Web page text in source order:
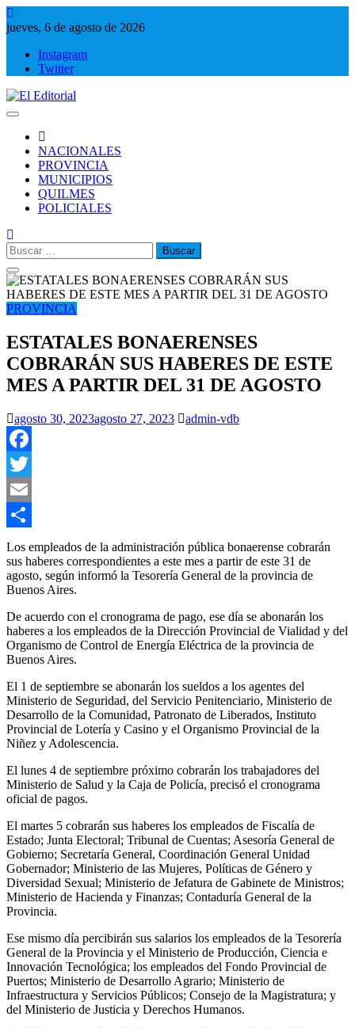
Saltar
al
jueves, 6 de agosto de 2026
Instagram
Twitter
NACIONALES
PROVINCIA
MUNICIPIOS
QUILMES
POLICIALES
Buscar:
PROVINCIA
ESTATALES BONAERENSES
COBRARÁN SUS HABERES DE ESTE
MES A PARTIR DEL 31 DE AGOSTO
agosto 30, 2023agosto 27, 2023 admin-vdb
Facebook
Twitter
Email
Compartir
Los empleados de la administración pública bonaerense cobrarán
sus haberes correspondientes a este mes a partir de este 31 de
agosto, según informó la Tesorería General de la provincia de
Buenos Aires.
De acuerdo con el cronograma de pago, ese día se abonarán los
haberes a los empleados de la Dirección Provincial de Vialidad y del
Organismo de Control de Energía Eléctrica de la provincia de
Buenos Aires.
El 1 de septiembre se abonarán los sueldos a los agentes del
Ministerio de Seguridad, del Servicio Penitenciario, Ministerio de
Desarrollo de la Comunidad, Patronato de Liberados, Instituto
Provincial de Lotería y Casino y el Organismo Provincial de la
Niñez y Adolescencia.
El lunes 4 de septiembre próximo cobrarán los trabajadores del
Ministerio de Salud y la Caja de Policía, precisó el cronograma
oficial de pagos.
El martes 5 cobrarán sus haberes los empleados de Fiscalía de
Estado; Junta Electoral; Tribunal de Cuentas; Asesoría General de
Gobierno; Secretaría General, Coordinación General Unidad
Gobernador; Ministerio de las Mujeres, Políticas de Género y
Diversidad Sexual; Ministerio de Jefatura de Gabinete de Ministros;
Ministerio de Hacienda y Finanzas; Contaduría General de la
Provincia.
Ese mismo día percibirán sus salarios los empleados de la Tesorería
General de la Provincia y el Ministerio de Producción, Ciencia e
Innovación Tecnológica; los empleados del Fondo Provincial de
Puertos; Ministerio de Desarrollo Agrario; Ministerio de
Infraestructura y Servicios Públicos; Consejo de la Magistratura; y
del Ministerio de Justicia y Derechos Humanos.